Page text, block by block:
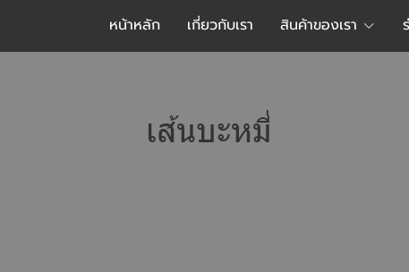
หน้าหลัก เกี่ยวกับเรา สินค้าของเรา
เส้นบะหมี่